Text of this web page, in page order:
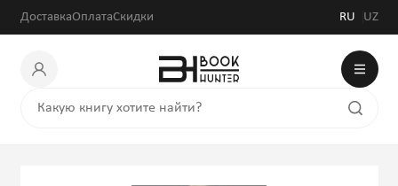
ДоставкаОплатаСкидки RU UZ